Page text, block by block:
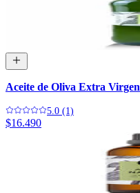
Aceite de Oliva Extra Virgen
5.0 (1)
$16.490